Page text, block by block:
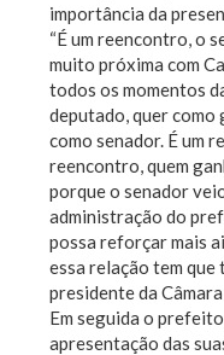
importância da
“É um reencontro, o
muito próxima com
todos os momentos
deputado, quer
como senador. É um
reencontro, quem
porque o senador
administração do
possa reforçar mais
essa relação tem
presidente da
Em seguida o
apresentação das